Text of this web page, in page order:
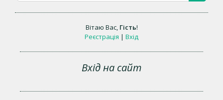
Вітаю Вас, Гість!
Реєстрація | Вхід
Вхід на сайт